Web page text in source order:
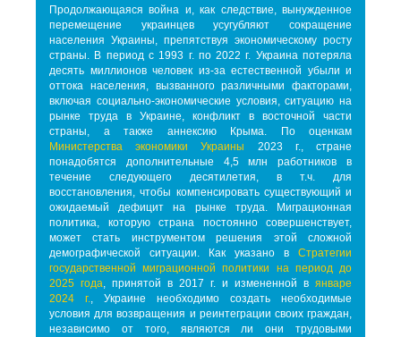
Продолжающаяся война и, как следствие, вынужденное
перемещение украинцев усугубляют сокращение
населения Украины, препятствуя экономическому росту
страны. В период с 1993 г. по 2022 г. Украина потеряла
десять миллионов человек из-за естественной убыли и
оттока населения, вызванного различными факторами,
включая социально-экономические условия, ситуацию на
рынке труда в Украине, конфликт в восточной части
страны, а также аннексию Крыма. По оценкам
Министерства экономики Украины
2023 г., стране
понадобятся дополнительные 4,5 млн работников в
течение следующего десятилетия, в т.ч. для
восстановления, чтобы компенсировать существующий и
ожидаемый дефицит на рынке труда. Миграционная
политика, которую страна постоянно совершенствует,
может стать инструментом решения этой сложной
демографической ситуации. Как указано в Стратегии
государственной миграционной политики на период до
2025 года, принятой в 2017 г. и измененной в январе
2024 г., Украине необходимо создать необходимые
условия для возвращения и реинтеграции своих граждан,
независимо от того, являются ли они трудовыми